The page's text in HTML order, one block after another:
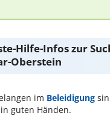
Hilfe-Infos zur
Oberstein
im Beleidigung
guten Händen.